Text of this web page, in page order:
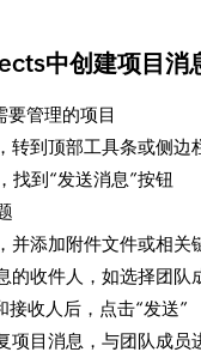
中创建项目消
要管理的项目
转到顶部工具条或侧边
找到“发送消息”按钮
并添加附件文件或相关
的收件人，如选择团队
接收人后，点击“发送”
项目消息，与团队成员